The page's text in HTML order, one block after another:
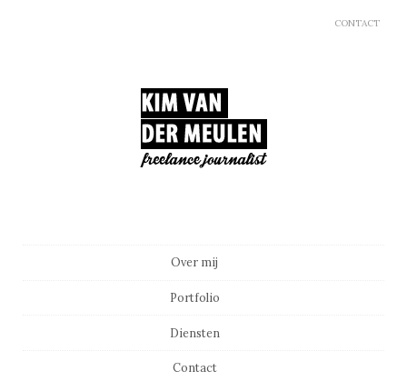
CONTACT
Over mij
Portfolio
Diensten
Contact